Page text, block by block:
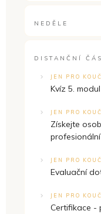
NEDĚLE
DISTANČNÍ
JEN PRO
Kvíz 5.
JEN PRO
Získejte
JEN PRO
Evaluační
JEN PRO
Certifikace -